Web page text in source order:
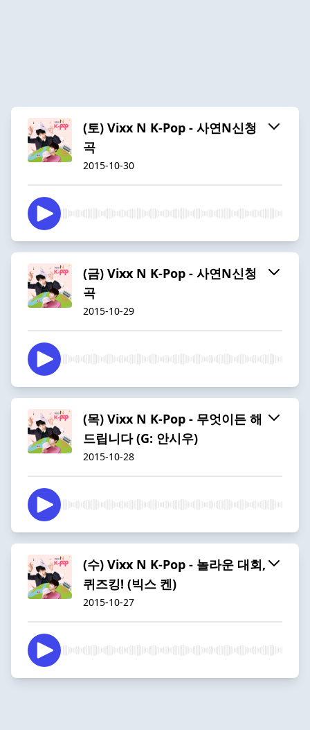
(토) Vixx N K-Pop - 사연N신청
곡
2015-10-30
(금) Vixx N K-Pop - 사연N신청
곡
2015-10-29
(목) Vixx N K-Pop - 무엇이든 해
드립니다 (G: 안시우)
2015-10-28
(수) Vixx N K-Pop - 놀라운 대회,
퀴즈킹! (빅스 켄)
2015-10-27